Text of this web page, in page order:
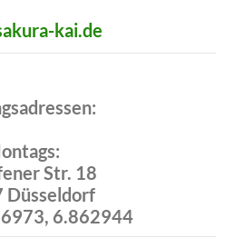
kai.de
Str. 18
Düsseldorf
6.862944